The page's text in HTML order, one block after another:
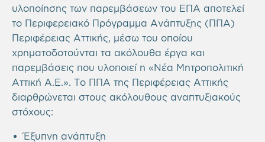
υλοποίησης των παρεμβάσεων του ΕΠΑ αποτελεί
το Περιφερειακό Πρόγραμμα Ανάπτυξης (ΠΠΑ)
Περιφέρειας Αττικής, μέσω του οποίου
χρηματοδοτούνται τα ακόλουθα έργα και
παρεμβάσεις που υλοποιεί η «Νέα Μητροπολιτική
Αττική Α.Ε.». Το ΠΠΑ της Περιφέρειας Αττικής
διαρθρώνεται στους ακόλουθους αναπτυξιακούς
στόχους:
Έξυπνη ανάπτυξη